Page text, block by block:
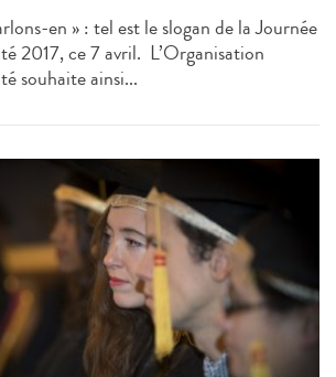
en » : tel est le slogan de la Journée
2017, ce 7 avril. L’Organisation
souhaite ainsi...